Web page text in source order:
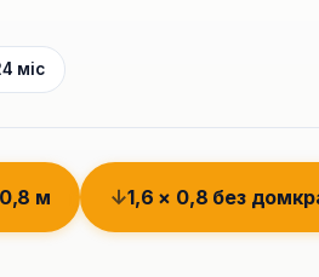
міс
м 1,6 × 0,8 без